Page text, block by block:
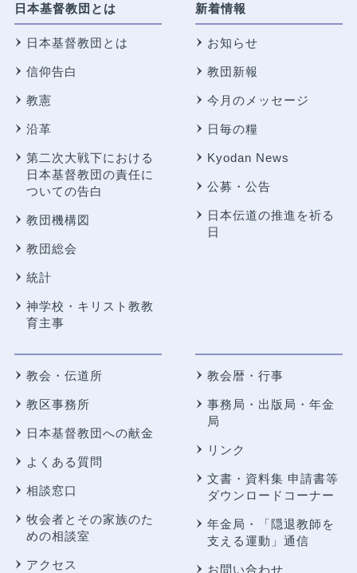
日本基督教団とは
日本基督教団とは
信仰告白
教憲
沿革
第二次大戦下における
日本基督教団の責任に
ついての告白
教団機構図
教団総会
統計
神学校・キリスト教教
育主事
新着情報
お知らせ
教団新報
今月のメッセージ
日毎の糧
Kyodan News
公募・公告
日本伝道の推進を祈る
日
教会・伝道所
教区事務所
日本基督教団への献金
よくある質問
相談窓口
牧会者とその家族のた
めの相談室
アクセス
教会暦・行事
事務局・出版局・年金
局
リンク
文書・資料集 申請書等
ダウンロードコーナー
年金局・
「隠退教師を
支える運動」通信
お問い合わせ